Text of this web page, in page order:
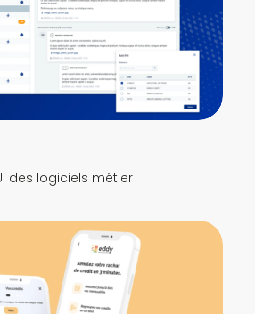
des logiciels métier